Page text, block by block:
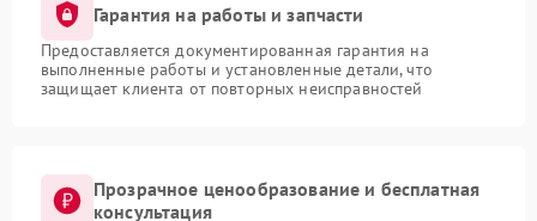
Гарантия на работы и запчасти
Предоставляется документированная гарантия на
выполненные работы и установленные детали, что
защищает клиента от повторных неисправностей
Прозрачное ценообразование и бесплатная
консультация